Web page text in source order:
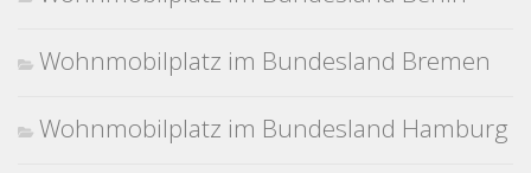
Wohnmobilplatz im Bundesland Bremen
Wohnmobilplatz im Bundesland Hamburg